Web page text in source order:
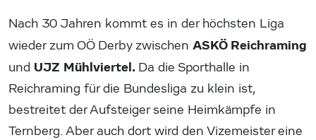
Nach 30 Jahren kommt es in der höchsten Liga
wieder zum OÖ Derby zwischen ASKÖ Reichraming
und UJZ Mühlviertel. Da die Sporthalle in
Reichraming für die Bundesliga zu klein ist,
bestreitet der Aufsteiger seine Heimkämpfe in
Ternberg. Aber auch dort wird den Vizemeister eine